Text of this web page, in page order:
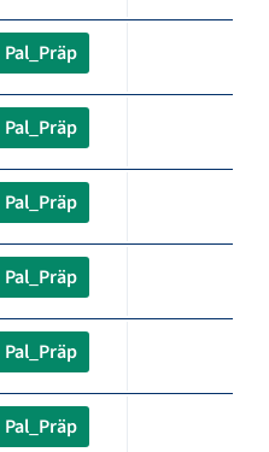
Pal_Präp
Pal_Präp
Pal_Präp
Pal_Präp
Pal_Präp
Pal_Präp